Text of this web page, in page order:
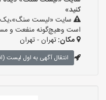
کنید»
سایت «لیست سنگ»،یک
است وهیچ‌گونه منفعت و
مکان:تهران - تهران
انتقال آگهی به اول لیست